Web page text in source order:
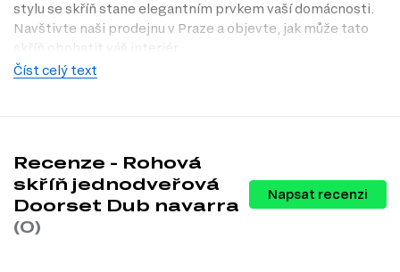
stylu se skříň stane elegantním prvkem vaší domácnosti.
Navštivte naši prodejnu v Praze a objevte, jak může tato
skříň obohatit váš interiér.
Charakteristiky, vlastnosti a výhody
dlouhou životnost skříně.
chrání skříň před poškozením.
Vnitřní uspořádání.Skříň je vybavena policemi a tyčí na oblečení,
což umožňuje efektivní organizaci oblečení a dalších předmětů.
Styl.
Číst celý text
Recenze - Rohová
skříň jednodveřová
Doorset Dub navarra
(0)
Napsat recenzi